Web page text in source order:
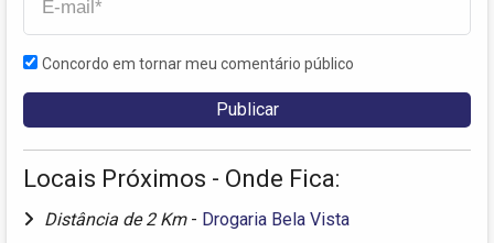
Concordo em tornar meu comentário público
Locais Próximos - Onde Fica:
Distância de 2 Km - Drogaria Bela Vista